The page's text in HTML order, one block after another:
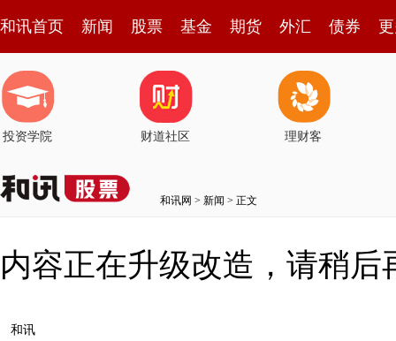
和讯首页 新闻 股票 基金 期货 外汇 债券
投资学院 财道社区 理财客
和讯网 > 新闻 > 正文
内容正在升级改造，请稍后
和讯